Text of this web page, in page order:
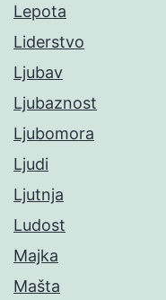
Lepota
Liderstvo
Ljubav
Ljubaznost
Ljubomora
Ljudi
Ljutnja
Ludost
Majka
Mašta